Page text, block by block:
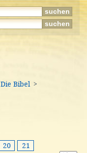
Die Bibel
>
20
21